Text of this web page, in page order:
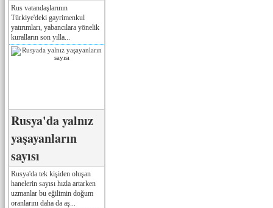
Rus vatandaşlarının
Türkiye'deki gayrimenkul
yatırımları, yabancılara yönelik
kuralların son yılla...
Rusya'da yalnız
yaşayanların
sayısı
Rusya'da tek kişiden oluşan
hanelerin sayısı hızla artarken
uzmanlar bu eğilimin doğum
oranlarını daha da aş...